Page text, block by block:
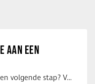
AAN EEN
Ben jij optometrist en toe aan een volgende stap? Voor een optiekketen is Eye …